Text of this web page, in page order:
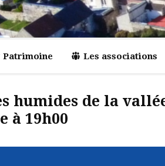
Patrimoine Les associations
humides de la
à 19h00